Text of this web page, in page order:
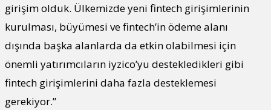
girişim olduk. Ülkemizde yeni fintech girişimlerinin
kurulması, büyümesi ve fintech’in ödeme alanı
dışında başka alanlarda da etkin olabilmesi için
önemli yatırımcıların iyzico’yu destekledikleri gibi
fintech girişimlerini daha fazla desteklemesi
gerekiyor.”